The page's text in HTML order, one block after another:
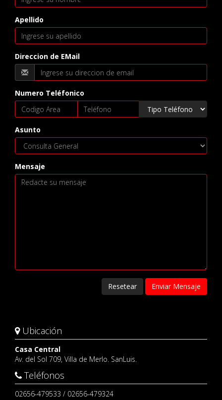
Apellido
Direccion de EMail
Numero Teléfonico
Asunto
Mensaje
Resetear Enviar Mensaje
Ubicación
Casa Central
Av. del Sol 709, Villa de Merlo. SanLuis.
Teléfonos
02656-479533 / 02656-479324